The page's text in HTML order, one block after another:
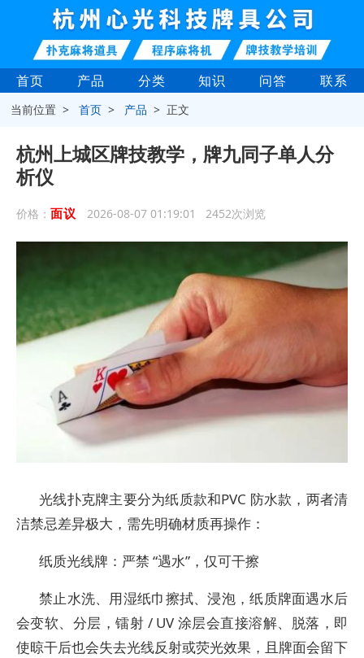
首页 产品 分类 知识 问答 联系
当前位置 >首页 > 产品 > 正文
杭州上城区牌技教学，牌九同子单人分
析仪
价格： 面议 2026-08-07 01:19:01 2452次浏览
光线扑克牌主要分为纸质款和PVC 防水款，两者清
洁禁忌差异极大，需先明确材质再操作：
纸质光线牌：严禁 “遇水”，仅可干擦
禁止水洗、用湿纸巾擦拭、浸泡，纸质牌面遇水后
会变软、分层，镭射 / UV 涂层会直接溶解、脱落，即
使晾干后也会失去光线反射或荧光效果，且牌面会留下